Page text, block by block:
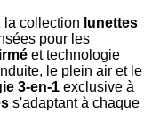
la collection lunettes
pour les
et technologie
le plein air et le
3-en-1 exclusive à
s'adaptant à chaque